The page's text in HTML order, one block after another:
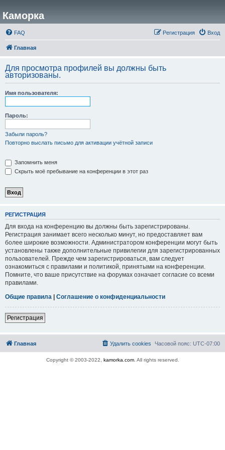
Каморка
FAQ Вход
Регистрация
Главная
Для просмотра профилей вы должны быть
авторизованы.
Имя пользователя:
Пароль:
Забыли пароль?
Повторно выслать письмо для активации учётной записи
Запомнить меня
Скрыть моё пребывание на конференции в этот раз
РЕГИСТРАЦИЯ
Для входа на конференцию вы должны быть зарегистрированы.
Регистрация занимает всего несколько минут, но предоставляет вам
более широкие возможности. Администратором конференции могут быть
установлены также дополнительные привилегии для зарегистрированных
пользователей. Прежде чем зарегистрироваться, вам следует
ознакомиться с правилами и политикой, принятыми на конференции.
Помните, что ваше присутствие на форумах означает согласие со всеми
правилами.
Общие правила | Соглашение о конфиденциальности
Регистрация
Главная Часовой пояс: UTC-07:00
Удалить cookies
Copyright © 2003-2022, kamorka.com. All rights reserved.